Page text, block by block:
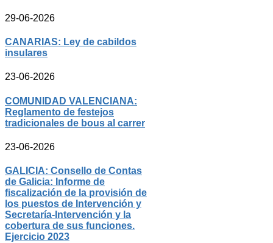
29-06-2026
CANARIAS: Ley de cabildos
insulares
23-06-2026
COMUNIDAD VALENCIANA:
Reglamento de festejos
tradicionales de bous al carrer
23-06-2026
GALICIA: Consello de Contas
de Galicia: Informe de
fiscalización de la provisión de
los puestos de Intervención y
Secretaría-Intervención y la
cobertura de sus funciones.
Ejercicio 2023